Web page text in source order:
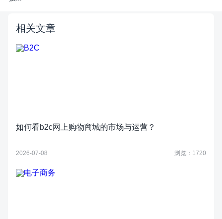
相关文章
如何看b2c网上购物商城的市场与运营？
2026-07-08 浏览：1720